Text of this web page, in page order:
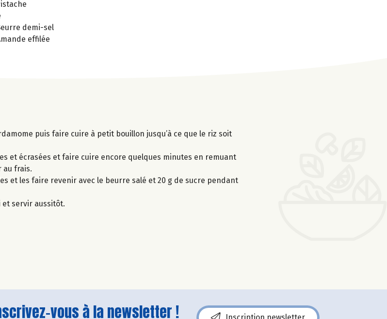
demi-sel
effilée
puis faire cuire à petit bouillon jusqu’à ce que le riz soit
et écrasées et faire cuire encore quelques minutes en remuant
au frais.
et les faire revenir avec le beurre salé et 20 g de sucre pendant
et servir aussitôt.
vous à la newsletter !